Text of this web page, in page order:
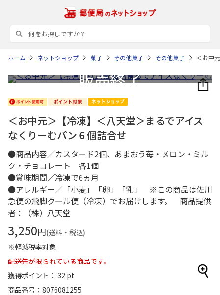
ホーム ネットショップ 菓子 その他菓子 その他菓子 ＜お中
＜お中元＞【冷凍】＜八天堂＞まるでアイス
なくりーむパン６個詰合せ
●商品内容／カスタード2個、あまおう苺・メロン・ミル
ク・チョコレート 各1個
●賞味期間／冷凍で6ヵ月
●アレルギー／「小麦」「卵」「乳」 ※この商品は佐川
急便の飛脚クール便（冷凍）でお届けします。 商品提供
者：（株）八天堂
3,250円(送料・税込)
※軽減税率対象
配送先が限られている商品です。
獲得ポイント： 32 pt
商品番号
8076081255